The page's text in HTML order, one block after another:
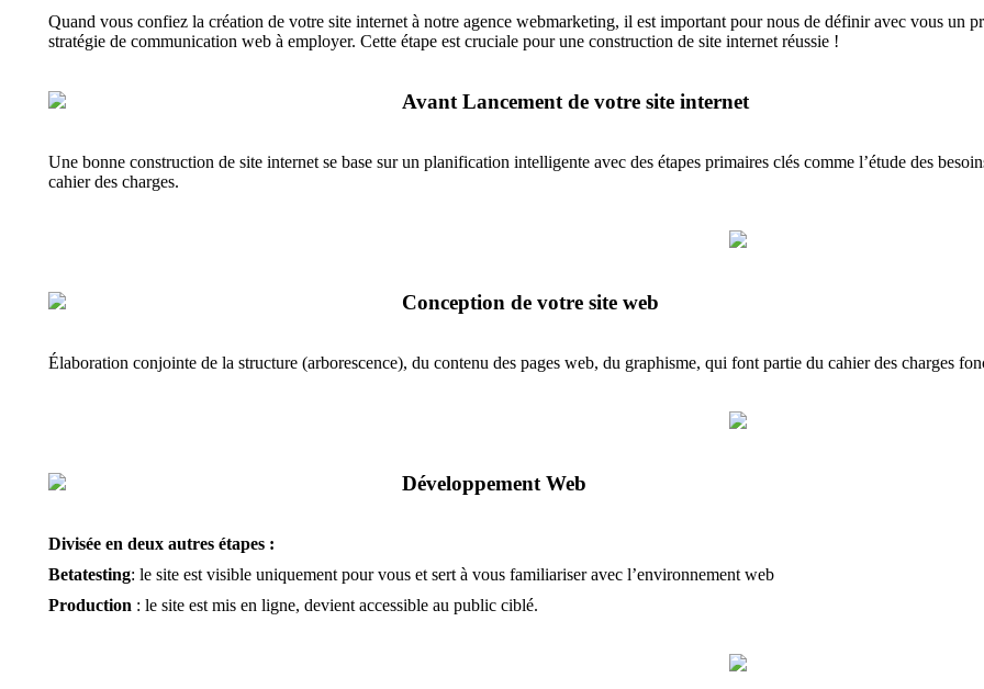
Quand vous confiez la création de votre site internet à notre agence webmarketing, il est important pour nous de définir avec vous un
stratégie de communication web à employer. Cette étape est cruciale pour une construction de site internet réussie !
Avant Lancement de votre site internet
Une bonne construction de site internet se base sur un planification intelligente avec des étapes primaires clés comme l’étude des
cahier des charges.
Conception de votre site web
Élaboration conjointe de la structure (arborescence), du contenu des pages web, du graphisme, qui font partie du cahier des charges
Développement Web
Divisée en deux autres étapes :
Betatesting: le site est visible uniquement pour vous et sert à vous familiariser avec l’environnement web
Production : le site est mis en ligne, devient accessible au public ciblé.